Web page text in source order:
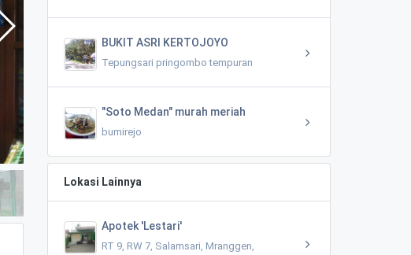
BUKIT ASRI KERTOJOYO
Tepungsari pringombo tempuran
"Soto Medan" murah meriah
bumirejo
Lokasi Lainnya
Apotek 'Lestari'
RT 9, RW 7, Salamsari, Mranggen,